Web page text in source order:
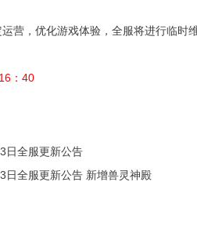
，优化游戏体验，全服将进行临时
：40
日全服更新公告
日全服更新公告 新增兽灵神殿